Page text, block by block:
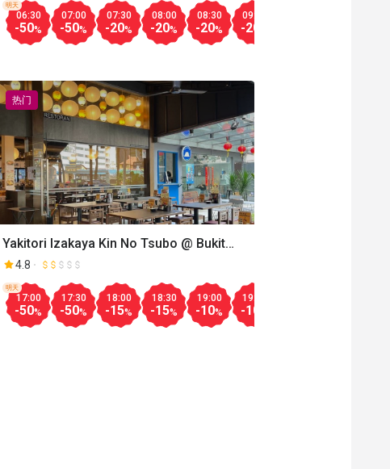
06:30
-50%
明天
07:00
-50%
07:30
-20%
08:00
-20%
08:30
-20%
09:00
-20
14:00
-10%
14:30
-10%
15:00
-20%
15:30
-30%
16:30
-40 %
17:00
-30 %
Yakitori Izakaya Kin No Tsubo @ Bukit
Bintang
4.8
17:00
-50%
明天
17:30
-50%
18:00
-15%
18:30
-15%
19:00
-10%
19:30
-10
热门